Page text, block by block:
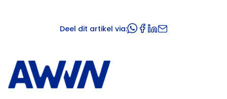
Deel dit artikel via: